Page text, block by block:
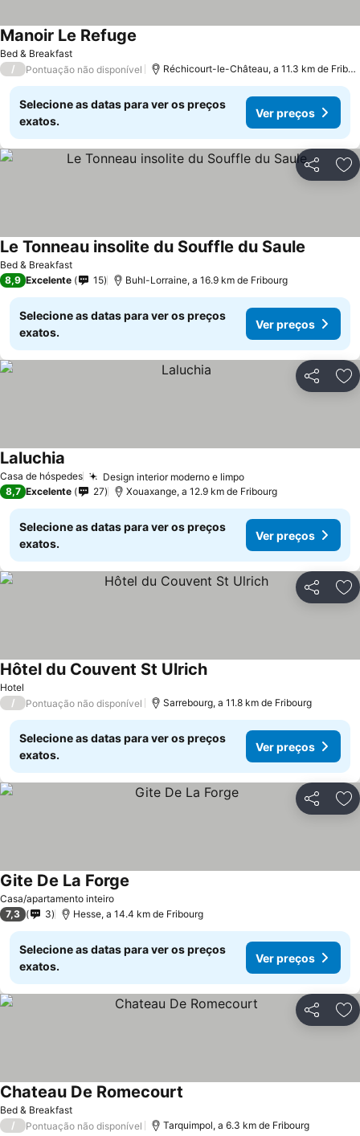
Bed & Breakfast
Manoir Le Refuge
/ Pontuação não disponível Réchicourt-le-Château, a 11.3 km de Fribourg
Selecione as datas para ver os preços
exatos.
Ver preços
Partilhar
Bed & Breakfast
Le Tonneau insolite du Souffle du Saule
8,9 Excelente 15 Buhl-Lorraine, a 16.9 km de Fribourg
Selecione as datas para ver os preços
exatos.
Ver preços
Partilhar
Casa de hóspedes Design interior moderno e limpo
Laluchia
8,7 Excelente 27 Xouaxange, a 12.9 km de Fribourg
Selecione as datas para ver os preços
exatos.
Ver preços
Partilhar
Hotel
Hôtel du Couvent St Ulrich
/ Pontuação não disponível Sarrebourg, a 11.8 km de Fribourg
Selecione as datas para ver os preços
exatos.
Ver preços
Partilhar
Casa/apartamento inteiro
Gite De La Forge
7,3 3 Hesse, a 14.4 km de Fribourg
Selecione as datas para ver os preços
exatos.
Ver preços
Partilhar
Bed & Breakfast
Chateau De Romecourt
/ Pontuação não disponível Tarquimpol, a 6.3 km de Fribourg